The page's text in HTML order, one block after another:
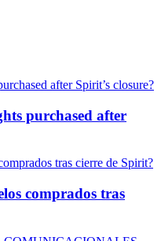
purchased after
comprados tras